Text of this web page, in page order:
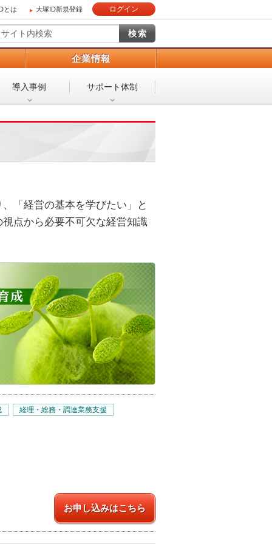
とは 大塚ID新規登録 ログイン
企業情報
導入事例 サポート体制
「経営の基本を学びたい」と
点から必要不可欠な経営知識
経理・総務・調達業務支援
お申し込みはこちら